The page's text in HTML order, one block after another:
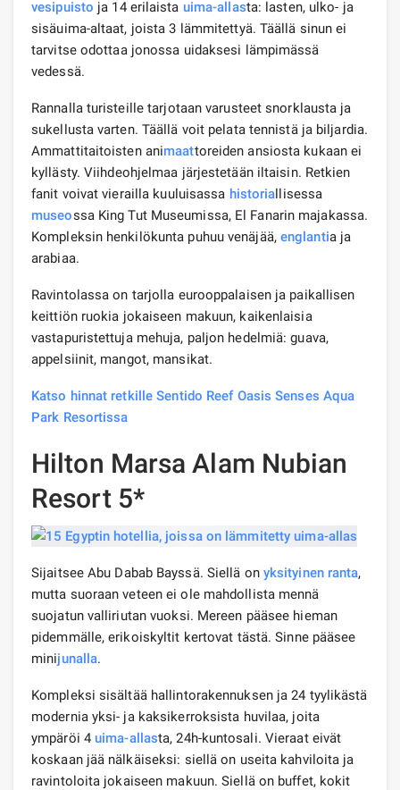
vesipuisto ja 14 erilaista uima-allasta: lasten, ulko- ja
sisäuima-altaat, joista 3 lämmitettyä. Täällä sinun ei
tarvitse odottaa jonossa uidaksesi lämpimässä
vedessä.
Rannalla turisteille tarjotaan varusteet snorklausta ja
sukellusta varten. Täällä voit pelata tennistä ja biljardia.
Ammattitaitoisten animaattoreiden ansiosta kukaan ei
kyllästy. Viihdeohjelmaa järjestetään iltaisin. Retkien
fanit voivat vierailla kuuluisassa historiallisessa
museossa King Tut Museumissa, El Fanarin majakassa.
Kompleksin henkilökunta puhuu venäjää, englantia ja
arabiaa.
Ravintolassa on tarjolla eurooppalaisen ja paikallisen
keittiön ruokia jokaiseen makuun, kaikenlaisia ​​
vastapuristettuja mehuja, paljon hedelmiä: guava,
appelsiinit, mangot, mansikat.
Katso hinnat retkille Sentido Reef Oasis Senses Aqua
Park Resortissa
Hilton Marsa Alam Nubian
Resort 5*
Sijaitsee Abu Dabab Bayssä. Siellä on yksityinen ranta,
mutta suoraan veteen ei ole mahdollista mennä
suojatun valliriutan vuoksi. Mereen pääsee hieman
pidemmälle, erikoiskyltit kertovat tästä. Sinne pääsee
minijunalla.
Kompleksi sisältää hallintorakennuksen ja 24 tyylikästä
modernia yksi- ja kaksikerroksista huvilaa, joita
ympäröi 4 uima-allasta, 24h-kuntosali. Vieraat eivät
koskaan jää nälkäiseksi: siellä on useita kahviloita ja
ravintoloita jokaiseen makuun. Siellä on buffet, kokit